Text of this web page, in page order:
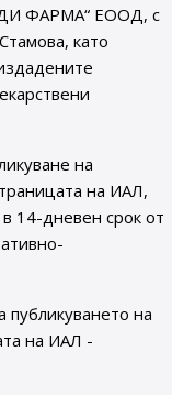
ФАРМА“ ЕООД, с
като
на
на ИАЛ,
14-дневен срок от
публикуването на
на ИАЛ -